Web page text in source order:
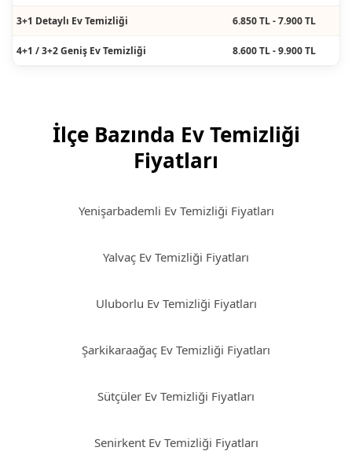
3+1 Detaylı Ev Temizliği 6.850 TL - 7.900 TL
4+1 / 3+2 Geniş Ev Temizliği 8.600 TL - 9.900 TL
İlçe Bazında Ev Temizliği
Fiyatları
Yenişarbademli Ev Temizliği Fiyatları
Yalvaç Ev Temizliği Fiyatları
Uluborlu Ev Temizliği Fiyatları
Şarkikaraağaç Ev Temizliği Fiyatları
Sütçüler Ev Temizliği Fiyatları
Senirkent Ev Temizliği Fiyatları